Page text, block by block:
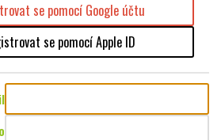
se pomocí Google účtu
se pomocí Apple ID